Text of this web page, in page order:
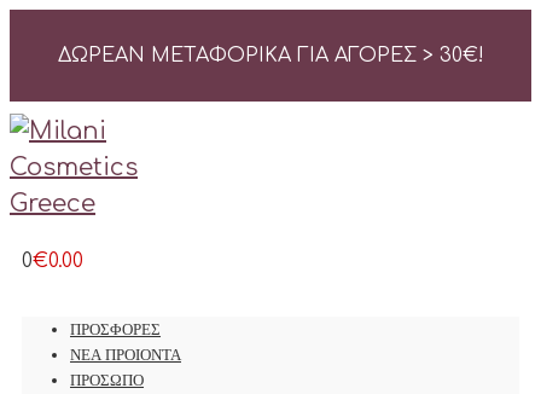
ΔΩΡΕΑΝ ΜΕΤΑΦΟΡΙΚΑ ΓΙΑ ΑΓΟΡΕΣ > 30€!
0€0.00
ΠΡΟΣΦΟΡΕΣ
ΝΕΑ ΠΡΟΙΟΝΤΑ
ΠΡΟΣΩΠΟ